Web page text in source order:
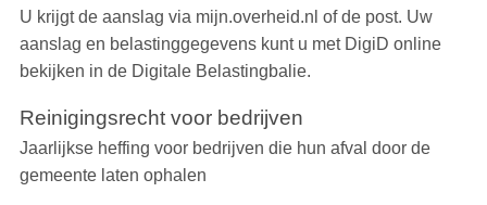
U krijgt de aanslag via mijn.overheid.nl of de post. Uw
aanslag en belastinggegevens kunt u met DigiD online
bekijken in de Digitale Belastingbalie.
Reinigingsrecht voor bedrijven
Jaarlijkse heffing voor bedrijven die hun afval door de
gemeente laten ophalen